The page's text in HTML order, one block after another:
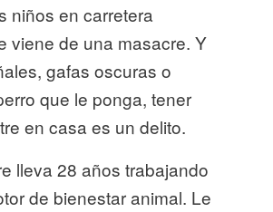
niños en carretera
viene de una masacre. Y
gafas oscuras o
que le ponga, tener
en casa es un delito.
lleva 28 años trabajando
de bienestar animal. Le